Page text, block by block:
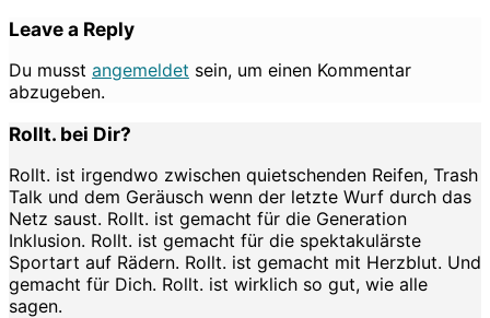
Leave a Reply
Du musst angemeldet sein, um einen Kommentar
abzugeben.
Rollt. bei Dir?
Rollt. ist irgendwo zwischen quietschenden Reifen, Trash
Talk und dem Geräusch wenn der letzte Wurf durch das
Netz saust. Rollt. ist gemacht für die Generation
Inklusion. Rollt. ist gemacht für die spektakulärste
Sportart auf Rädern. Rollt. ist gemacht mit Herzblut. Und
gemacht für Dich. Rollt. ist wirklich so gut, wie alle
sagen.